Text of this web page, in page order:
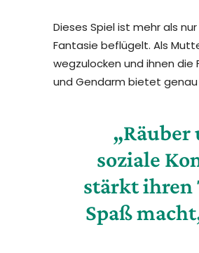
Dieses Spiel ist mehr als
Fantasie beflügelt. Als
wegzulocken und ihnen
und Gendarm bietet
soziale
stärkt ihren
Spaß